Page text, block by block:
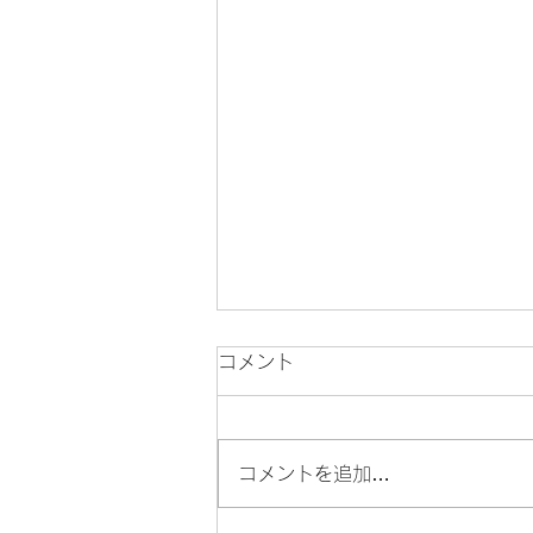
生活の取捨選択
コメント
コメントを追加…